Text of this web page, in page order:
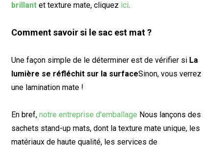
brillantet texture mate, cliquez ici.
Comment savoir si le sac est mat ?
Une façon simple de le déterminer est de vérifier siLa
lumière se réfléchit sur la surfaceSinon, vous verrez
une lamination mate !
En bref, notre entreprise d'emballage Nous lançons des
sachets stand-up mats, dont la texture mate unique, les
matériaux de haute qualité, les services de